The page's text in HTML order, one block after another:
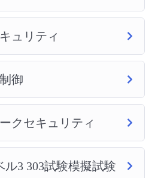
ュリティ
御
クセキュリティ
ル3 303試験模擬試験